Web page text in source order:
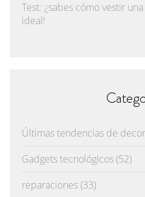
Test: ¿sabes cómo vestir
ideal!
Últimas tendencias de
Gadgets tecnológicos(52)
reparaciones(33)